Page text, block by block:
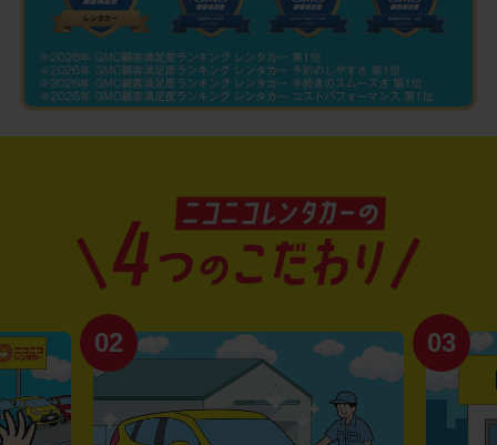
02 03